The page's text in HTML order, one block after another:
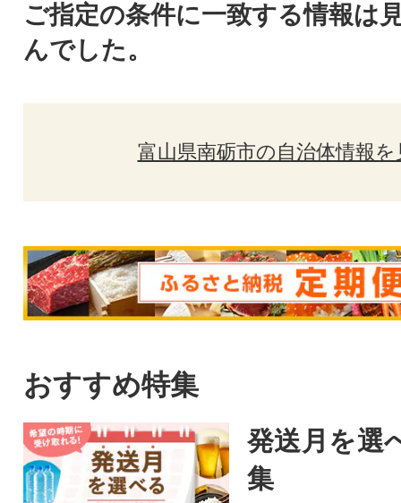
ご指定の条件に一致する情報は
んでした。
富山県南砺市の自治体情報を
おすすめ特集
発送月を選
集